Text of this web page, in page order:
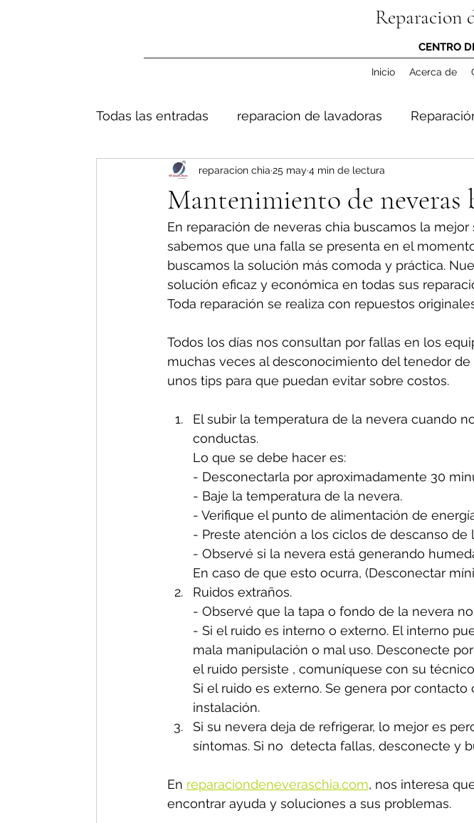
Reparacion
CENTRO
Inicio Acerca de
Todas las entradas reparacion de lavadoras
Mantenimiento de neveras
reparacion chia 25 may 4 min de lectura
En reparación de neveras chia buscamos la
sabemos que una falla se presenta en el
buscamos la solución más comoda y práctica.
solución eficaz y económica en todas sus
Toda reparación se realiza con repuestos
Todos los días nos consultan por fallas en los
muchas veces al desconocimiento del tenedor
unos tips para que puedan evitar sobre costos.
El subir la temperatura de la nevera cuando
conductas.
Lo que se debe hacer es:
- Desconectarla por aproximadamente 30
- Baje la temperatura de la nevera.
- Verifique el punto de alimentación de
- Preste atención a los ciclos de descanso de
- Observé si la nevera está generando
En caso de que esto ocurra, (Desconectar
Ruidos extraños.
- Observé que la tapa o fondo de la nevera
- Si el ruido es interno o externo. El interno
mala manipulación o mal uso. Desconecte
el ruido persiste , comuníquese con su
Si el ruido es externo. Se genera por
instalación.
Si su nevera deja de refrigerar, lo mejor es
síntomas. Si no  detecta fallas, desconecte y
En reparaciondeneveraschia.com, nos interesa
encontrar ayuda y soluciones a sus problemas.